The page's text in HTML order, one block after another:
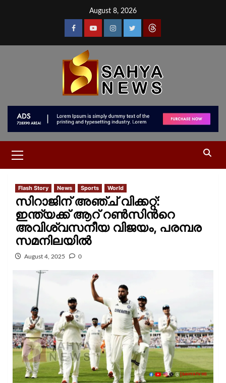
August 8, 2026
Flash Story News Sports World
സിറാജിന് അഞ്ച് വിക്കറ്റ്:
ഇന്ത്യക്ക് ആറ് റൺസിന്‍റെ
അവിശ്വസനീയ വിജയം, പരമ്പര
സമനിലയിൽ
August 4, 2025 0